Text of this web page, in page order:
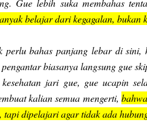
belajar dari kegagalan, bukan
perlu bahas panjang lebar di sini,
biasanya langsung gue
jari gue, gue ucapin
kalian semua mengerti,
dipelajari agar tidak ada